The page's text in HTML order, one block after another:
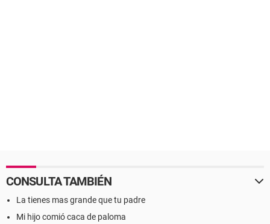
CONSULTA TAMBIÉN
La tienes mas grande que tu padre
Mi hijo comió caca de paloma